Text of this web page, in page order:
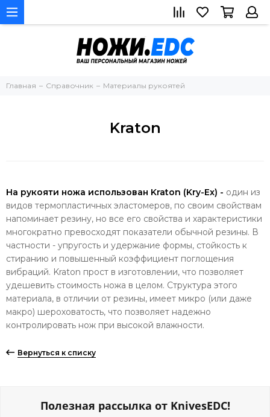
Главная Справочник Материалы рукоятей
Kraton
На рукояти ножа использован Kraton (Kry-Ex) - один из
видов термопластичных эластомеров, по своим свойствам
напоминает резину, но все его свойства и характеристики
многократно превосходят показатели обычной резины. В
частности - упругость и удержание формы, стойкость к
стиранию и повышенный коэффициент поглощения
вибраций. Kraton прост в изготовлении, что позволяет
удешевить стоимость ножа в целом. Структура этого
материала, в отличии от резины, имеет микро (или даже
макро) шероховатость, что позволяет надежно
контролировать нож при высокой влажности.
Вернуться к списку
Полезная рассылка от KnivesEDC!